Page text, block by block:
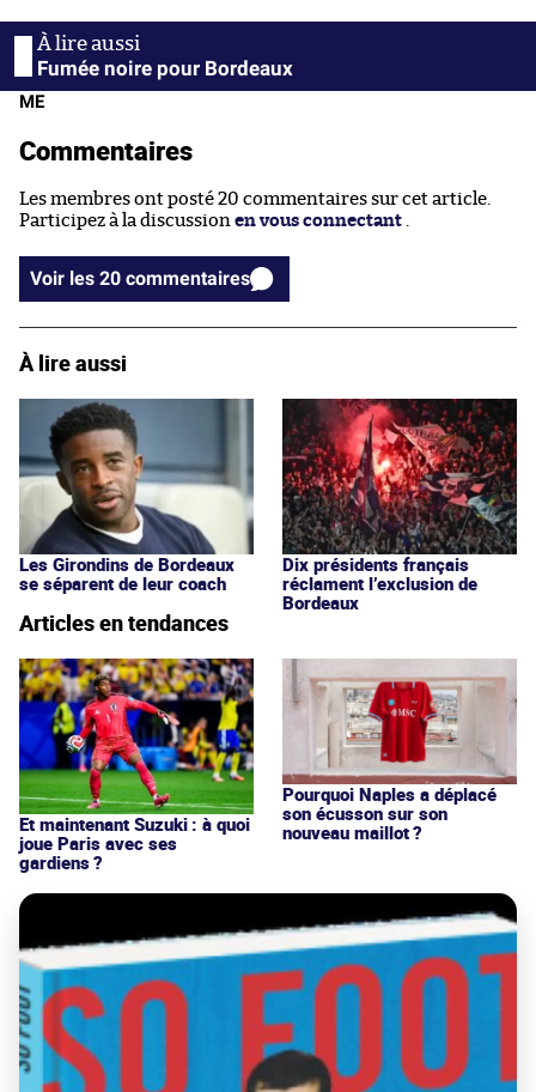
Fumée noire pour Bordeaux
ME
Commentaires
Les membres ont posté 20 commentaires sur cet article.
Participez à la discussion en vous connectant
Voir les 20 commentaires
À lire aussi
Les Girondins de Bordeaux
se séparent de leur coach
Dix présidents français
réclament l’exclusion de
Bordeaux
Articles en tendances
Et maintenant Suzuki : à quoi
joue Paris avec ses
gardiens ?
Pourquoi Naples a déplacé
son écusson sur son
nouveau maillot ?